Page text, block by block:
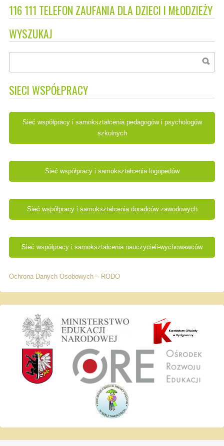
116 111 TELEFON ZAUFANIA DLA DZIECI I MŁODZIEŻY
WYSZUKAJ
SIECI WSPÓŁPRACY
Sieć współpracy i samokształcenia pedagogów i psychologów
szkolnych
Sieć współpracy i samokształcenia logopedów
Sieć współpracy i samokształcenia doradców zawodowych
Sieć współpracy i samokształcenia nauczycieli-wychowawców
Ochrona Danych Osobowych – RODO